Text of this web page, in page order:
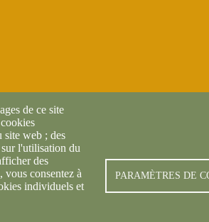
de ce site
web ; des
sur l'utilisation du
des
consentez à
individuels et
PARAMÈTRES DE
© FREDON 2024 -